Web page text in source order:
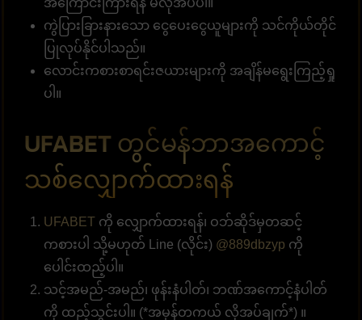
ကွဲပြားခြားနားသော ငွေပေးငွေယူများကို သင်ကိုယ်တိုင်
ပြုလုပ်နိုင်ပါသည်။
လောင်းကစားစာရင်းဇယားများကို အချိန်မရွေးကြည့်ရှု
ပါ။
UFABET တွင်မန်ဘာအကောင့်
သစ်လျှောက်ထားရန်
UFABET ကို လျှောက်ထားရန်၊ ဝဘ်ဆိုဒ်မှတဆင့်
ကစားပါ သို့မဟုတ် Line (လိုင်း) @889dbzyp ကို
ပေါင်းထည့်ပါ။
သင့်အမည်-အမည်၊ ဖုန်းနံပါတ်၊ ဘဏ်အကောင့်နံပါတ်
ကို ထည့်သွင်းပါ။ (*အမှန်တကယ် လိုအပ်ချက်*) ။